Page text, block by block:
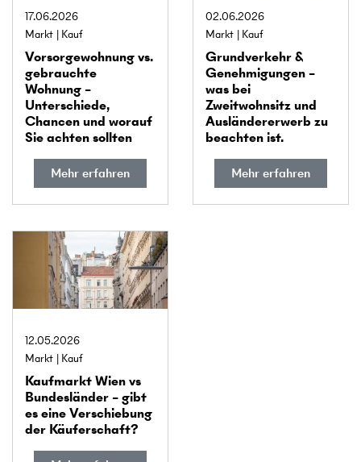
17.06.2026
Markt Kauf
Vorsorge­wohnung vs.
gebrauchte
Wohnung –
Unterschiede,
Chancen und worauf
Sie achten sollten
Mehr erfahren
02.06.2026
Markt Kauf
Grundverkehr &
Genehmigungen –
was bei
Zweitwohnsitz und
Ausländererwerb zu
beachten ist.
Mehr erfahren
12.05.2026
Markt Kauf
Kaufmarkt Wien vs
Bundes­länder – gibt
es eine Verschiebung
der Käuferschaft?